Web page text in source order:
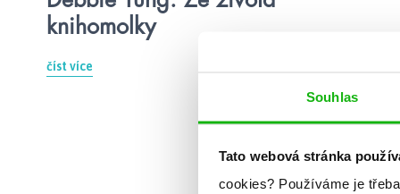
Souhlas
Tato webová stránka
cookies? Používáme je
knihomolky
číst více